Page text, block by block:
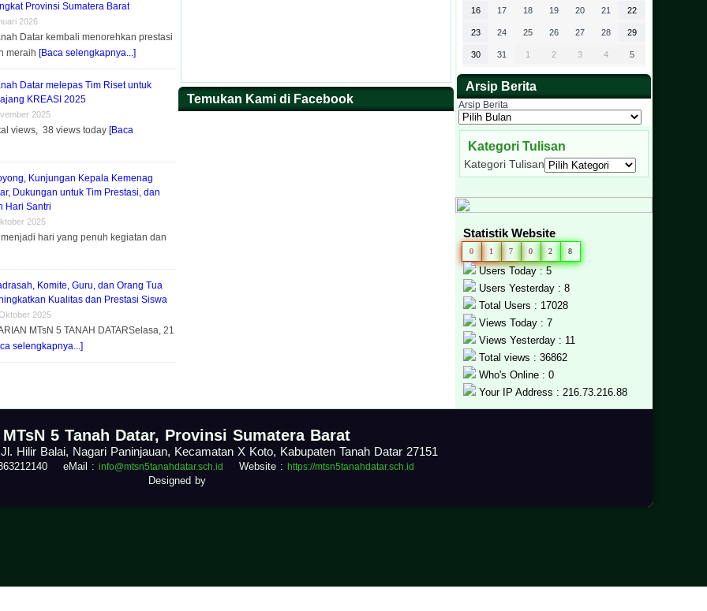
Provinsi Sumatera Barat
2026
Datar kembali menorehkan prestasi
meraih [Baca selengkapnya...]
Datar melepas Tim Riset untuk
KREASI 2025
2025
views, 38 views today [Baca
Kunjungan Kepala Kemenag
Dukungan untuk Tim Prestasi, dan
Hari Santri
2025
hari yang penuh kegiatan dan
Komite, Guru, dan Orang Tua
Kualitas dan Prestasi Siswa
2025
MTsN 5 TANAH DATARSelasa, 21
selengkapnya...]
Temukan Kami di Facebook
16 17 18 19 20 21 22
23 24 25 26 27 28 29
30 31 1 2 3 4 5
Arsip Berita
Arsip Berita
Kategori Tulisan
Kategori Tulisan
Statistik Website
0 1 7 0 2 8
Users Today : 5
Users Yesterday : 8
Total Users : 17028
Views Today : 7
Views Yesterday : 11
Total views : 36862
Who's Online : 0
Your IP Address : 216.73.216.88
MTsN 5 Tanah Datar, Provinsi Sumatera Barat
Hilir Balai, Nagari Paninjauan, Kecamatan X Koto, Kabupaten Tanah Datar 27151
eMail : info@mtsn5tanahdatar.sch.id Website : https://mtsn5tanahdatar.sch.id
Designed by